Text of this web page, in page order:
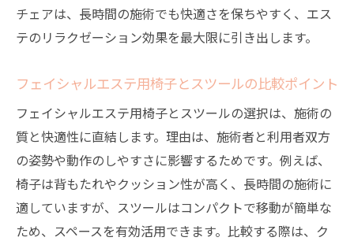
チェアは、長時間の施術でも快適さを保ちやすく、エス
テのリラクゼーション効果を最大限に引き出します。
フェイシャルエステ用椅子とスツールの比較ポイント
フェイシャルエステ用椅子とスツールの選択は、施術の
質と快適性に直結します。理由は、施術者と利用者双方
の姿勢や動作のしやすさに影響するためです。例えば、
椅子は背もたれやクッション性が高く、長時間の施術に
適していますが、スツールはコンパクトで移動が簡単な
ため、スペースを有効活用できます。比較する際は、ク